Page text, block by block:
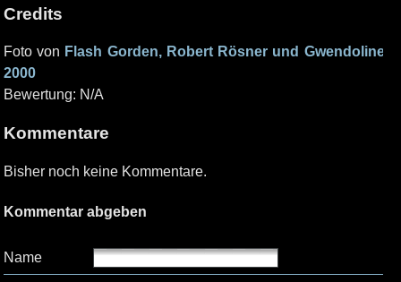
Credits
Foto von Flash Gorden, Robert Rösner und Gwendoline
2000
Bewertung: N/A
Kommentare
Bisher noch keine Kommentare.
Kommentar abgeben
Name